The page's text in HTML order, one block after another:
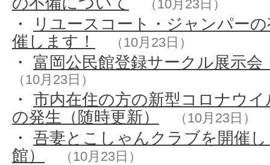
（10月23日）
・
リユースコート・ジャンパー
催します！
（10月23日）
・ 富岡公民館登録サークル展示会
（10月23日）
・ 市内在住の方の新型コロナウ
の発生（随時更新）
（10月23日）
・ 吾妻とこしゃんクラブを開催
館）
（10月23日）